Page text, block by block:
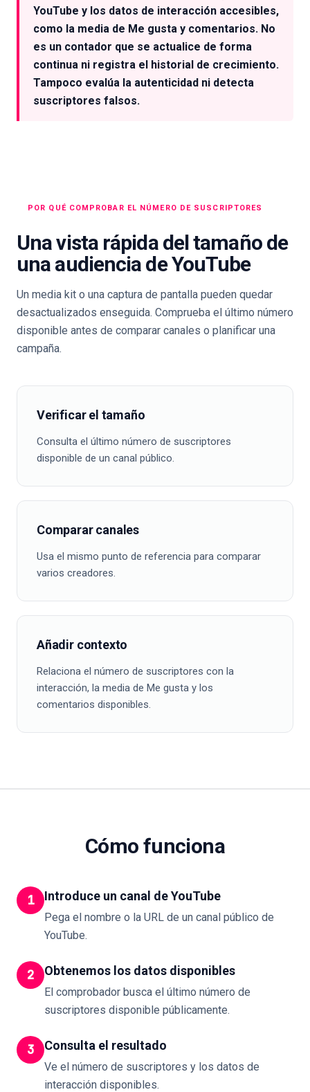
YouTube y los datos de interacción accesibles,
como la media de Me gusta y comentarios. No
es un contador que se actualice de forma
continua ni registra el historial de crecimiento.
Tampoco evalúa la autenticidad ni detecta
suscriptores falsos.
POR QUÉ COMPROBAR EL NÚMERO DE SUSCRIPTORES
Una vista rápida del tamaño de
una audiencia de YouTube
Un media kit o una captura de pantalla pueden quedar
desactualizados enseguida. Comprueba el último número
disponible antes de comparar canales o planificar una
campaña.
Verificar el tamaño
Consulta el último número de suscriptores
disponible de un canal público.
Comparar canales
Usa el mismo punto de referencia para comparar
varios creadores.
Añadir contexto
Relaciona el número de suscriptores con la
interacción, la media de Me gusta y los
comentarios disponibles.
Cómo funciona
1 Introduce un canal de YouTube
Pega el nombre o la URL de un canal público de
YouTube.
2 Obtenemos los datos disponibles
El comprobador busca el último número de
suscriptores disponible públicamente.
3 Consulta el resultado
Ve el número de suscriptores y los datos de
interacción disponibles.